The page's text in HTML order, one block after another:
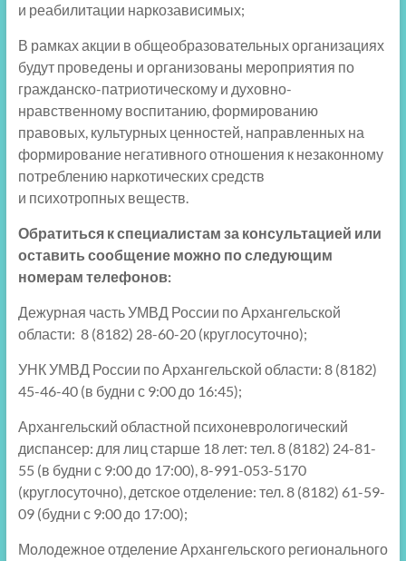
и реабилитации наркозависимых;
В рамках акции в общеобразовательных организациях
будут проведены и организованы мероприятия по
гражданско-патриотическому и духовно-
нравственному воспитанию, формированию
правовых, культурных ценностей, направленных на
формирование негативного отношения к незаконному
потреблению наркотических средств
и психотропных веществ.
Обратиться к специалистам за консультацией или
оставить сообщение можно по следующим
номерам телефонов:
Дежурная часть УМВД России по Архангельской
области: 8 (8182) 28-60-20 (круглосуточно);
УНК УМВД России по Архангельской области: 8 (8182)
45-46-40 (в будни с 9:00 до 16:45);
Архангельский областной психоневрологический
диспансер: для лиц старше 18 лет: тел. 8 (8182) 24-81-
55 (в будни с 9:00 до 17:00), 8-991-053-5170
(круглосуточно), детское отделение: тел. 8 (8182) 61-59-
09 (будни с 9:00 до 17:00);
Молодежное отделение Архангельского регионального